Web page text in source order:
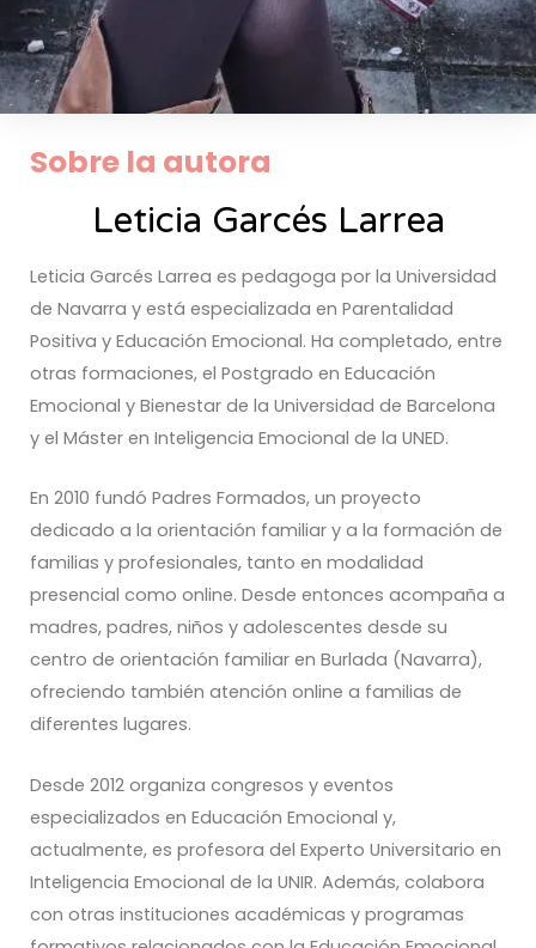
Sobre la autora
Leticia Garcés Larrea
Leticia Garcés Larrea es pedagoga por la Universidad
de Navarra y está especializada en Parentalidad
Positiva y Educación Emocional. Ha completado, entre
otras formaciones, el Postgrado en Educación
Emocional y Bienestar de la Universidad de Barcelona
y el Máster en Inteligencia Emocional de la UNED.
En 2010 fundó Padres Formados, un proyecto
dedicado a la orientación familiar y a la formación de
familias y profesionales, tanto en modalidad
presencial como online. Desde entonces acompaña a
madres, padres, niños y adolescentes desde su
centro de orientación familiar en Burlada (Navarra),
ofreciendo también atención online a familias de
diferentes lugares.
Desde 2012 organiza congresos y eventos
especializados en Educación Emocional y,
actualmente, es profesora del Experto Universitario en
Inteligencia Emocional de la UNIR. Además, colabora
con otras instituciones académicas y programas